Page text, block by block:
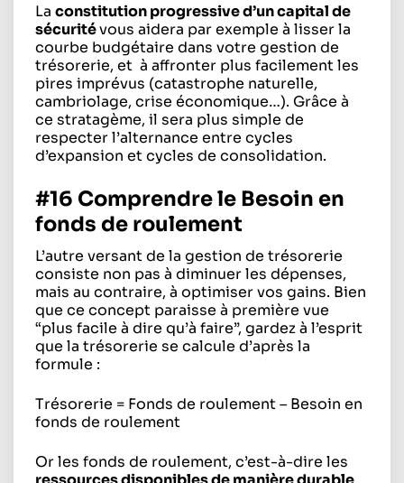
La constitution progressive d’un capital de
sécuritévous aidera par exemple à lisser la
courbe budgétaire dans votre gestion de
trésorerie, et à affronter plus facilement les
pires imprévus (catastrophe naturelle,
cambriolage, crise économique…). Grâce à
ce stratagème, il sera plus simple de
respecter l’alternance entre cycles
d’expansion et cycles de consolidation.
#16 Comprendre le Besoin en
fonds de roulement
L’autre versant de la gestion de trésorerie
consiste non pas à diminuer les dépenses,
mais au contraire, à optimiser vos gains. Bien
que ce concept paraisse à première vue
“plus facile à dire qu’à faire”, gardez à l’esprit
que la trésorerie se calcule d’après la
formule :
Trésorerie = Fonds de roulement – Besoin en
fonds de roulement
Or les fonds de roulement, c’est-à-dire les